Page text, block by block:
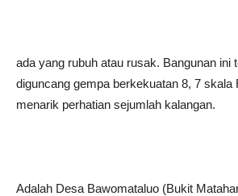
ada yang rubuh atau rusak. Bangunan ini
diguncang gempa berkekuatan 8, 7 skala
menarik perhatian sejumlah kalangan.
Adalah Desa Bawomataluo (Bukit